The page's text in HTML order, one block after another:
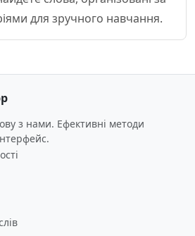
для зручного навчання.
з нами. Ефективні методи